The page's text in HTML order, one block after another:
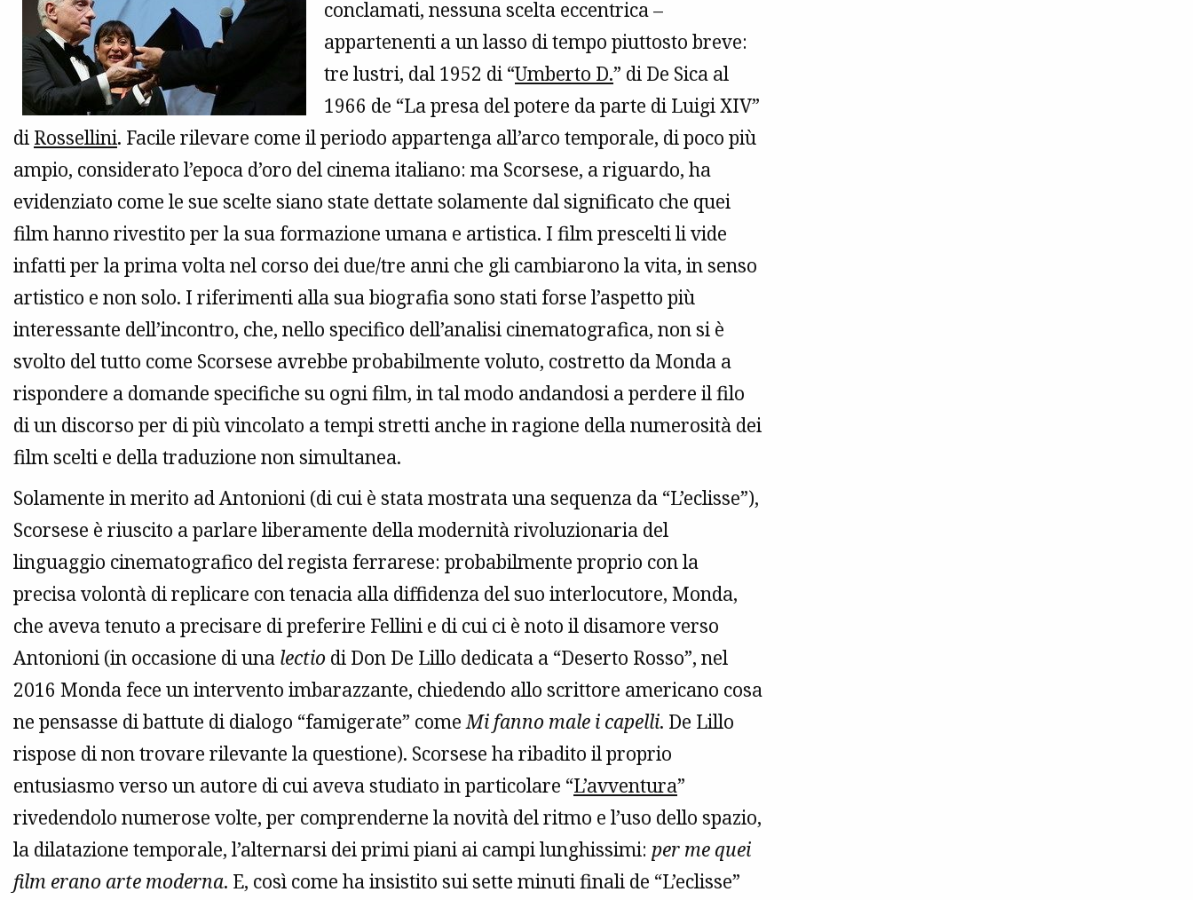
conclamati, nessuna scelta eccentrica –
appartenenti a un lasso di tempo piuttosto breve:
tre lustri, dal 1952 di “Umberto D.” di De Sica al
1966 de “La presa del potere da parte di Luigi XIV”
di Rossellini. Facile rilevare come il periodo appartenga all’arco temporale, di poco più
ampio, considerato l’epoca d’oro del cinema italiano: ma Scorsese, a riguardo, ha
evidenziato come le sue scelte siano state dettate solamente dal significato che quei
film hanno rivestito per la sua formazione umana e artistica. I film prescelti li vide
infatti per la prima volta nel corso dei due/tre anni che gli cambiarono la vita, in senso
artistico e non solo. I riferimenti alla sua biografia sono stati forse l’aspetto più
interessante dell’incontro, che, nello specifico dell’analisi cinematografica, non si è
svolto del tutto come Scorsese avrebbe probabilmente voluto, costretto da Monda a
rispondere a domande specifiche su ogni film, in tal modo andandosi a perdere il filo
di un discorso per di più vincolato a tempi stretti anche in ragione della numerosità dei
film scelti e della traduzione non simultanea.
Solamente in merito ad Antonioni (di cui è stata mostrata una sequenza da “L’eclisse”),
Scorsese è riuscito a parlare liberamente della modernità rivoluzionaria del
linguaggio cinematografico del regista ferrarese: probabilmente proprio con la
precisa volontà di replicare con tenacia alla diffidenza del suo interlocutore, Monda,
che aveva tenuto a precisare di preferire Fellini e di cui ci è noto il disamore verso
Antonioni (in occasione di una lectio di Don De Lillo dedicata a “Deserto Rosso”, nel
2016 Monda fece un intervento imbarazzante, chiedendo allo scrittore americano cosa
ne pensasse di battute di dialogo “famigerate” comeMi fanno male i capelli. De Lillo
rispose di non trovare rilevante la questione). Scorsese ha ribadito il proprio
entusiasmo verso un autore di cui aveva studiato in particolare “L’avventura”
rivedendolo numerose volte, per comprenderne la novità del ritmo e l’uso dello spazio,
la dilatazione temporale, l’alternarsi dei primi piani ai campi lunghissimi: per me quei
film erano arte moderna. E, così come ha insistito sui sette minuti finali de “L’eclisse”